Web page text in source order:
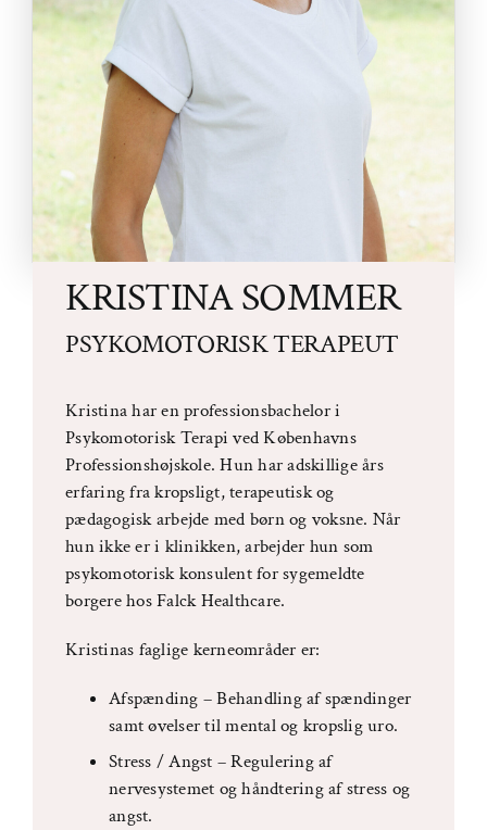
KRISTINA SOMMER
PSYKOMOTORISK TERAPEUT
Kristina har en professionsbachelor i
Psykomotorisk Terapi ved Københavns
Professionshøjskole. Hun har adskillige års
erfaring fra kropsligt, terapeutisk og
pædagogisk arbejde med børn og voksne. Når
hun ikke er i klinikken, arbejder hun som
psykomotorisk konsulent for sygemeldte
borgere hos Falck Healthcare.
Kristinas faglige kerneområder er:
Afspænding – Behandling af spændinger
samt øvelser til mental og kropslig uro.
Stress / Angst – Regulering af
nervesystemet og håndtering af stress og
angst.